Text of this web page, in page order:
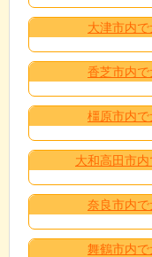
大津市内
香芝市内
橿原市内
大和高田市
奈良市内
舞鶴市内